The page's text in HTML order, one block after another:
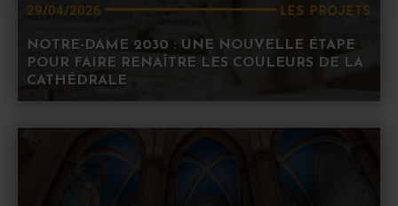
29/04/2026 LES PROJETS
NOTRE-DAME 2030 : UNE NOUVELLE ÉTAPE
POUR FAIRE RENAÎTRE LES COULEURS DE LA
CATHÉDRALE